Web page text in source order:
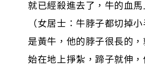
就已經殺進去了，牛的血馬
（女居士：牛脖子都切掉
是黃牛，他的脖子很長的
始在地上掙紮，蹄子就伸，